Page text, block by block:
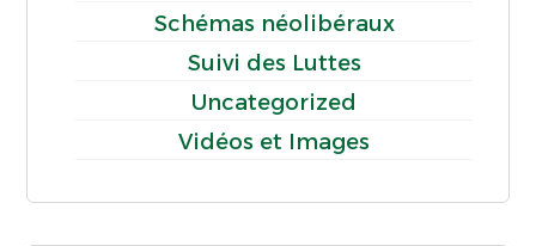
Schémas néolibéraux
Suivi des Luttes
Uncategorized
Vidéos et Images